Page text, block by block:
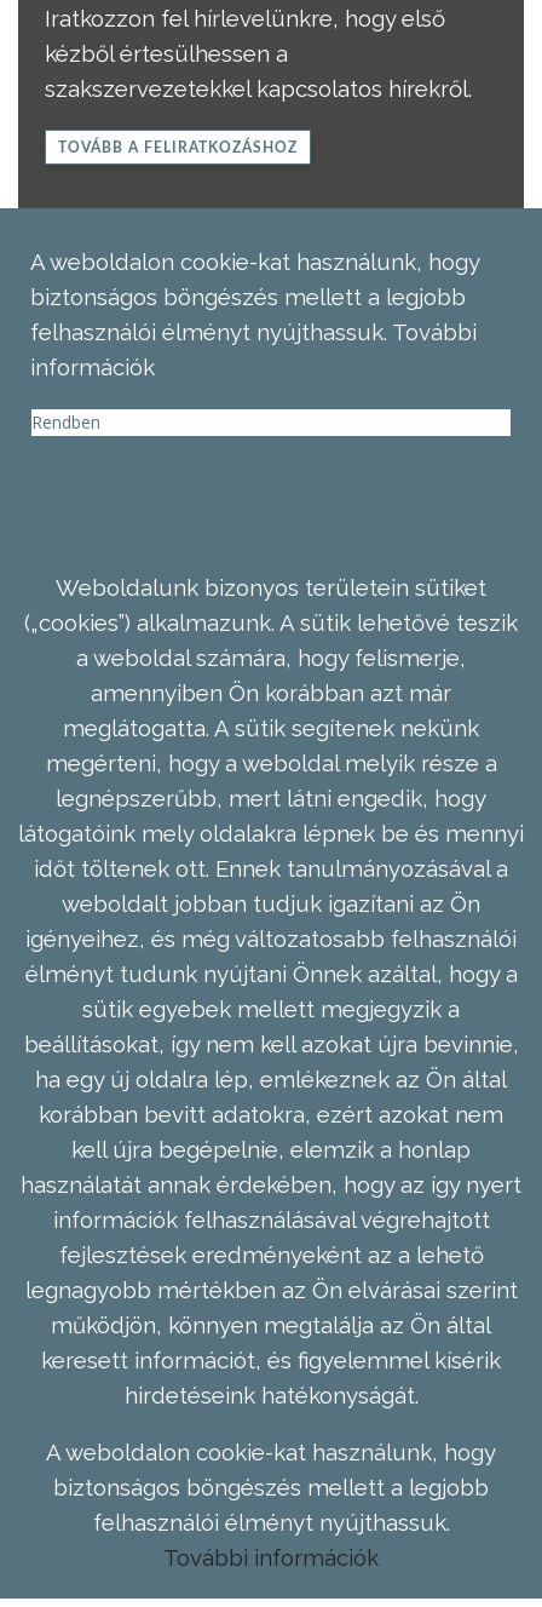
Iratkozzon fel hírlevelünkre, hogy első
kézből értesülhessen a
szakszervezetekkel kapcsolatos hírekről.
TOVÁBB A FELIRATKOZÁSHOZ
A weboldalon cookie-kat használunk, hogy
biztonságos böngészés mellett a legjobb
felhasználói élményt nyújthassuk. További
információk
Rendben
Weboldalunk bizonyos területein sütiket
(„cookies”) alkalmazunk. A sütik lehetővé teszik
a weboldal számára, hogy felismerje,
amennyiben Ön korábban azt már
meglátogatta. A sütik segítenek nekünk
megérteni, hogy a weboldal melyik része a
legnépszerűbb, mert látni engedik, hogy
látogatóink mely oldalakra lépnek be és mennyi
időt töltenek ott. Ennek tanulmányozásával a
weboldalt jobban tudjuk igazítani az Ön
igényeihez, és még változatosabb felhasználói
élményt tudunk nyújtani Önnek azáltal, hogy a
sütik egyebek mellett megjegyzik a
beállításokat, így nem kell azokat újra bevinnie,
ha egy új oldalra lép, emlékeznek az Ön által
korábban bevitt adatokra, ezért azokat nem
kell újra begépelnie, elemzik a honlap
használatát annak érdekében, hogy az így nyert
információk felhasználásával végrehajtott
fejlesztések eredményeként az a lehető
legnagyobb mértékben az Ön elvárásai szerint
működjön, könnyen megtalálja az Ön által
keresett információt, és figyelemmel kísérik
hirdetéseink hatékonyságát.
A weboldalon cookie-kat használunk, hogy
biztonságos böngészés mellett a legjobb
felhasználói élményt nyújthassuk.
További információk